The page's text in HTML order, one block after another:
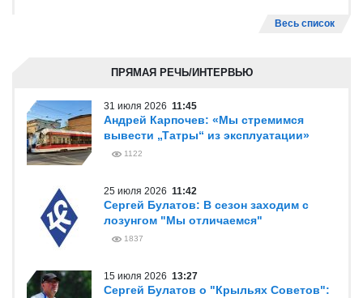
Весь список
ПРЯМАЯ РЕЧЬ/ИНТЕРВЬЮ
31 июля 2026 11:45
Андрей Карпочев: «Мы стремимся
вывести „Татры“ из эксплуатации»
1122
25 июля 2026 11:42
Сергей Булатов: В сезон заходим с
лозунгом "Мы отличаемся"
1837
15 июля 2026 13:27
Сергей Булатов о "Крыльях Советов":